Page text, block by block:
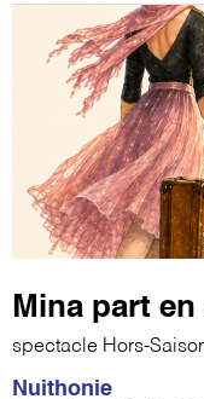
Mina part
spectacle Hors-
Nuithonie